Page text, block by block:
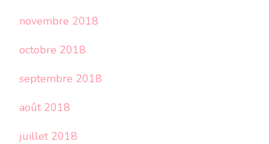
novembre 2018
octobre 2018
septembre 2018
août 2018
juillet 2018